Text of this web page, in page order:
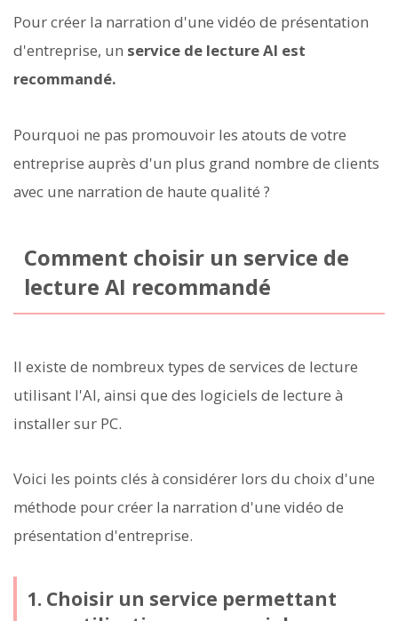
Pour créer la narration d'une vidéo de présentation
d'entreprise, un service de lecture AI est
recommandé.
Pourquoi ne pas promouvoir les atouts de votre
entreprise auprès d'un plus grand nombre de clients
avec une narration de haute qualité ?
Comment choisir un service de
lecture AI recommandé
Il existe de nombreux types de services de lecture
utilisant l'AI, ainsi que des logiciels de lecture à
installer sur PC.
Voici les points clés à considérer lors du choix d'une
méthode pour créer la narration d'une vidéo de
présentation d'entreprise.
1. Choisir un service permettant